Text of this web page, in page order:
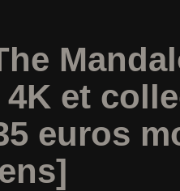
et
euros